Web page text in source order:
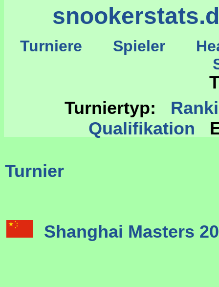
Turniere Spieler
Turniertyp:
Qualifikation
Turnier
Shanghai Masters